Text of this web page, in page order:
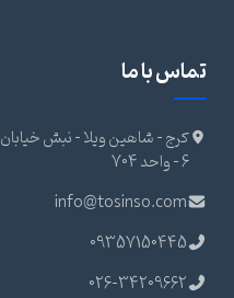
تماس با ما
کرج - شاهین ویلا - نبش
6 - واحد 704
info@tosinso.com
09357150445
026-34209662